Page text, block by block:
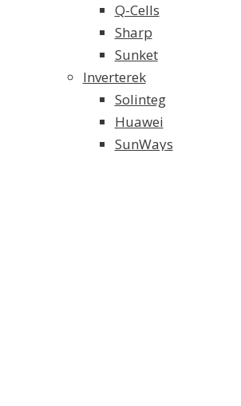
Q-Cells
Sharp
Sunket
Inverterek
Solinteg
Huawei
SunWays